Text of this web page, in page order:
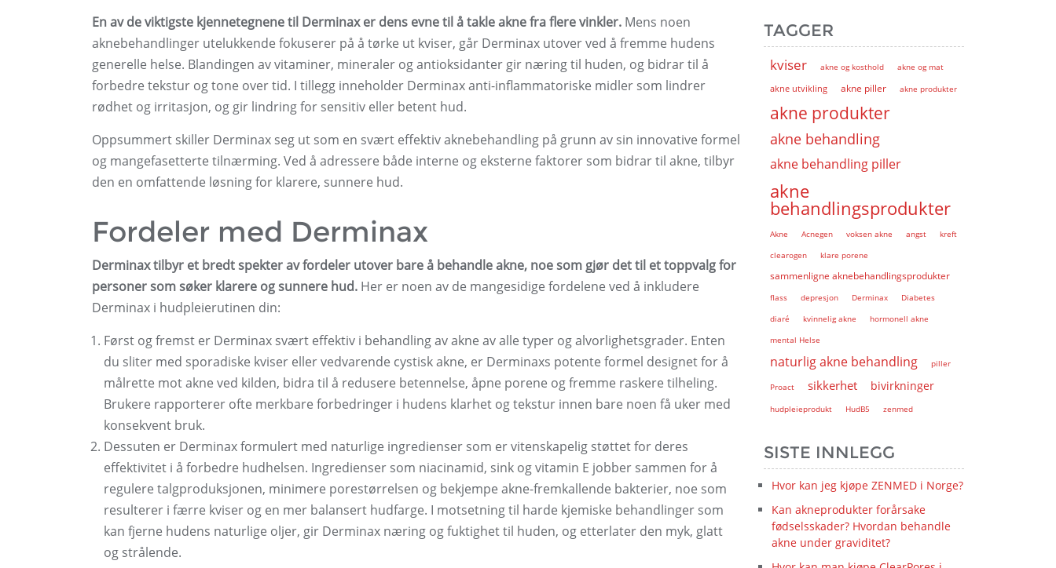
En av de viktigste kjennetegnene til Derminax er dens evne til å takle akne fra flere vinkler. Mens noen
aknebehandlinger utelukkende fokuserer på å tørke ut kviser, går Derminax utover ved å fremme hudens
generelle helse. Blandingen av vitaminer, mineraler og antioksidanter gir næring til huden, og bidrar til å
forbedre tekstur og tone over tid. I tillegg inneholder Derminax anti-inflammatoriske midler som lindrer
rødhet og irritasjon, og gir lindring for sensitiv eller betent hud.
Oppsummert skiller Derminax seg ut som en svært effektiv aknebehandling på grunn av sin innovative formel
og mangefasetterte tilnærming. Ved å adressere både interne og eksterne faktorer som bidrar til akne, tilbyr
den en omfattende løsning for klarere, sunnere hud.
Fordeler med Derminax
Derminax tilbyr et bredt spekter av fordeler utover bare å behandle akne, noe som gjør det til et toppvalg for
personer som søker klarere og sunnere hud. Her er noen av de mangesidige fordelene ved å inkludere
Derminax i hudpleierutinen din:
Først og fremst er Derminax svært effektiv i behandling av akne av alle typer og alvorlighetsgrader. Enten
du sliter med sporadiske kviser eller vedvarende cystisk akne, er Derminaxs potente formel designet for å
målrette mot akne ved kilden, bidra til å redusere betennelse, åpne porene og fremme raskere tilheling.
Brukere rapporterer ofte merkbare forbedringer i hudens klarhet og tekstur innen bare noen få uker med
konsekvent bruk.
Dessuten er Derminax formulert med naturlige ingredienser som er vitenskapelig støttet for deres
effektivitet i å forbedre hudhelsen. Ingredienser som niacinamid, sink og vitamin E jobber sammen for å
regulere talgproduksjonen, minimere porestørrelsen og bekjempe akne-fremkallende bakterier, noe som
resulterer i færre kviser og en mer balansert hudfarge. I motsetning til harde kjemiske behandlinger som
kan fjerne hudens naturlige oljer, gir Derminax næring og fuktighet til huden, og etterlater den myk, glatt
og strålende.
TAGGER
kviser akne og kosthold
akne og mat
akne utvikling
akne piller akne produkter
akne produkter
akne behandling
akne behandling piller
akne
behandlingsprodukter
Akne Acnegen voksen akne angst
kreft
clearogen
klare porene
sammenligne aknebehandlingsprodukter
flass depresjon Derminax
Diabetes
diaré
kvinnelig akne
hormonell akne
mental Helse
naturlig akne behandling piller
Proact sikkerhet bivirkninger
hudpleieprodukt HudB5 zenmed
SISTE INNLEGG
Hvor kan jeg kjøpe ZENMED i Norge?
Kan akneprodukter forårsake
fødselsskader? Hvordan behandle
akne under graviditet?